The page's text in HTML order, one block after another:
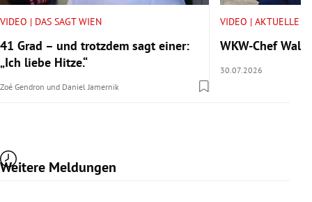
VIDEO | DAS SAGT WIEN
41 Grad – und trotzdem sagt einer:
„Ich liebe Hitze.“
Zoé Gendron und Daniel Jamernik
VIDEO | AKTUELLE
WKW-Chef
30.07.2026
Weitere Meldungen